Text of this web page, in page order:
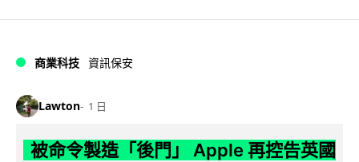
商業科技 資訊保安
Lawton 1 日
被命令製造「後門」 Apple 再控告英國